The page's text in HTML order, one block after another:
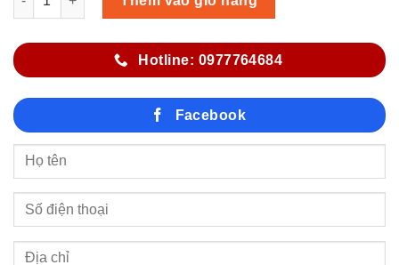
Hotline: 0977764684
Facebook